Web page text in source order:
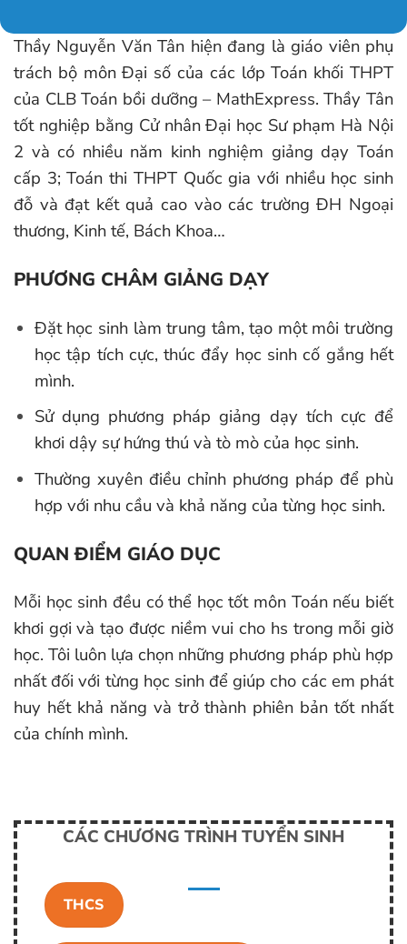
Thầy Nguyễn Văn Tân hiện đang là giáo viên phụ
trách bộ môn Đại số của các lớp Toán khối THPT
của CLB Toán bồi dưỡng – MathExpress. Thầy Tân
tốt nghiệp bằng Cử nhân Đại học Sư phạm Hà Nội
2 và có nhiều năm kinh nghiệm giảng dạy Toán
cấp 3; Toán thi THPT Quốc gia với nhiều học sinh
đỗ và đạt kết quả cao vào các trường ĐH Ngoại
thương, Kinh tế, Bách Khoa…
PHƯƠNG CHÂM GIẢNG DẠY
Đặt học sinh làm trung tâm, tạo một môi trường
học tập tích cực, thúc đẩy học sinh cố gắng hết
mình.
Sử dụng phương pháp giảng dạy tích cực để
khơi dậy sự hứng thú và tò mò của học sinh.
Thường xuyên điều chỉnh phương pháp để phù
hợp với nhu cầu và khả năng của từng học sinh.
QUAN ĐIỂM GIÁO DỤC
Mỗi học sinh đều có thể học tốt môn Toán nếu biết
khơi gợi và tạo được niềm vui cho hs trong mỗi giờ
học. Tôi luôn lựa chọn những phương pháp phù hợp
nhất đối với từng học sinh để giúp cho các em phát
huy hết khả năng và trở thành phiên bản tốt nhất
của chính mình.
CÁC CHƯƠNG TRÌNH TUYỂN SINH
THCS